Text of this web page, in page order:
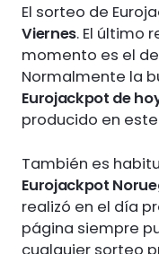
El sorteo de
Viernes. El último
momento es el
Normalmente la
Eurojackpot de
producido en
También es
Eurojackpot
realizó en el día
página siempre
cualquier sorteo